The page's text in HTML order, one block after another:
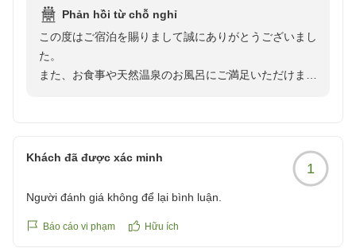
Phản hồi từ chỗ nghỉ
この度はご宿泊を賜りまして誠にありがとうございまし
た。
また、お食事や天然温泉のお風呂にご満足いただけまし
Khách đã được xác minh
1
Người đánh giá không để lại bình luận.
Báo cáo vi phạm Hữu ích